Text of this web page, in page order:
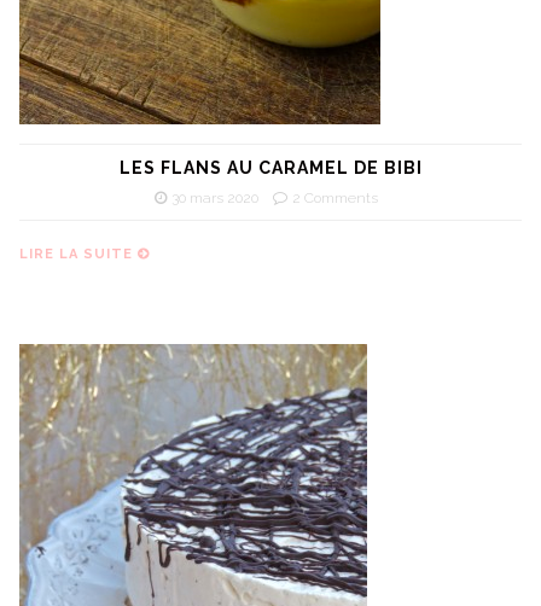
LES FLANS AU CARAMEL DE BIBI
30 mars 2020 2 Comments
LIRE LA SUITE